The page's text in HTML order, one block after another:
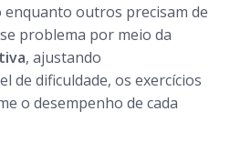
outros precisam de
problema por meio da
, ajustando
de dificuldade, os exercícios
o desempenho de cada